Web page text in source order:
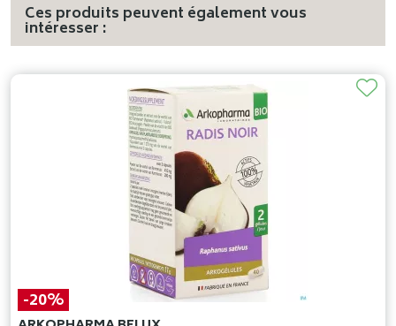
Ces produits peuvent également vous
intéresser :
-20%